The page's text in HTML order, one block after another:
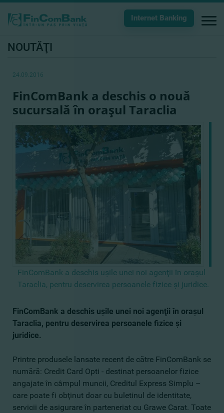
Internet Banking
NOUTĂŢI
24.09.2016
FinComBank a deschis o nouă
sucursală în oraşul Taraclia
FinComBank a deschis uşile unei noi agenţii în oraşul
Taraclia, pentru deservirea persoanele fizice şi juridice.
FinComBank a deschis uşile unei noi agenţii în oraşul
Taraclia, pentru deservirea persoanele fizice şi
juridice.
Printre produsele lansate recent de către FinComBank se
numără: Credit Card Opti - destinat persoanelor fizice
angajate în câmpul muncii, Creditul Express Simplu –
care poate fi obţinut doar cu buletinul de identitate,
servicii de asigurare în parteneriat cu Grawe Carat. Toate